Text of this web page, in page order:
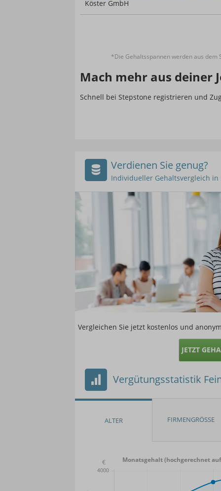
Köster GmbH
*Die Gehaltsspannen werden aus
Mach mehr aus deiner
Schnell bei Stepstone registrieren und
Verdienen Sie genug?
Individueller Gehaltsvergleich in
Vergleichen Sie jetzt kostenlos und
JETZT
Vergütungsstatistik
Monatsgehalt (hochgerechnet